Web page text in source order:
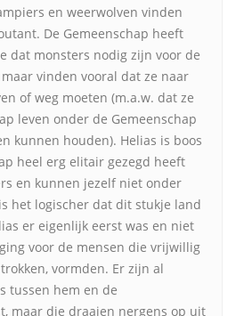
en weerwolven vinden
De Gemeenschap heeft
dat monsters nodig zijn voor de
vinden vooral dat ze naar
of weg moeten (m.a.w. dat ze
leven onder de Gemeenschap
kunnen houden). Helias is boos
heel erg elitair gezegd heeft
en kunnen jezelf niet onder
het logischer dat dit stukje land
er eigenlijk eerst was en niet
voor de mensen die vrijwillig
vormden. Er zijn al
tussen hem en de
maar die draaien nergens op uit